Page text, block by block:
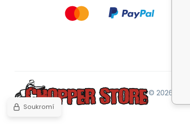
© 2026 |
Soukromí